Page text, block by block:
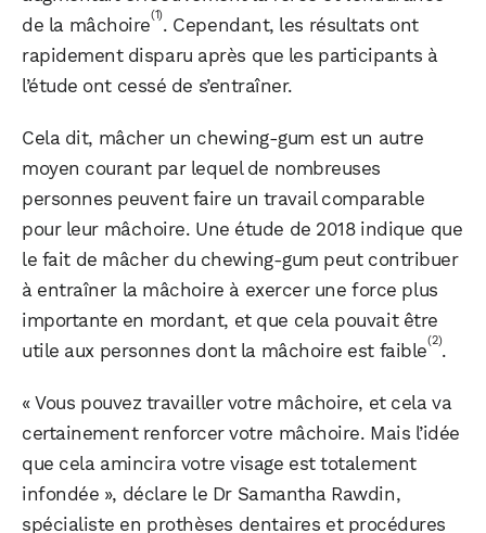
de la mâchoire(1). Cependant, les résultats ont
rapidement disparu après que les participants à
l’étude ont cessé de s’entraîner.
Cela dit, mâcher un chewing-gum est un autre
moyen courant par lequel de nombreuses
personnes peuvent faire un travail comparable
pour leur mâchoire. Une étude de 2018 indique que
le fait de mâcher du chewing-gum peut contribuer
à entraîner la mâchoire à exercer une force plus
importante en mordant, et que cela pouvait être
utile aux personnes dont la mâchoire est faible(2).
« Vous pouvez travailler votre mâchoire, et cela va
certainement renforcer votre mâchoire. Mais l’idée
que cela amincira votre visage est totalement
infondée », déclare le Dr Samantha Rawdin,
spécialiste en prothèses dentaires et procédures